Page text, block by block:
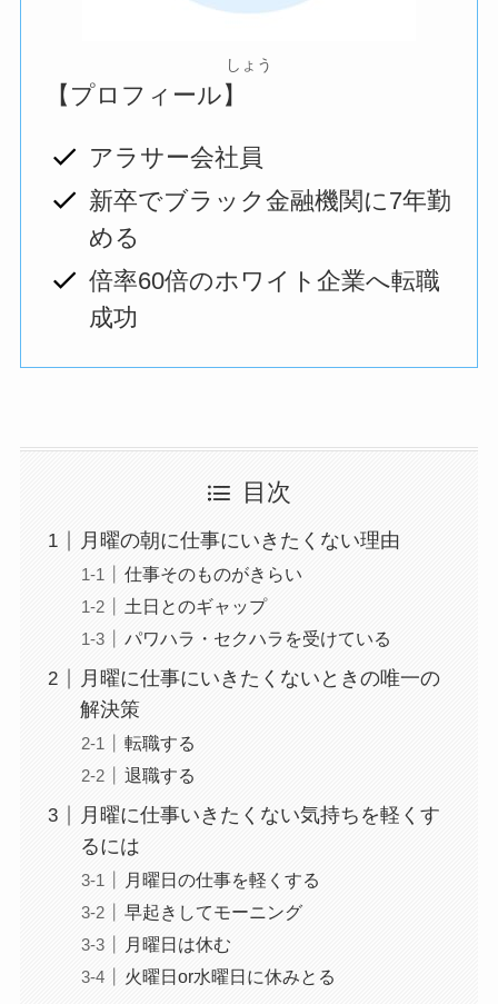
しょう
【プロフィール】
アラサー会社員
新卒でブラック金融機関に7年勤
める
倍率60倍のホワイト企業へ転職
成功
目次
月曜の朝に仕事にいきたくない理由
仕事そのものがきらい
土日とのギャップ
パワハラ・セクハラを受けている
月曜に仕事にいきたくないときの唯一の
解決策
転職する
退職する
月曜に仕事いきたくない気持ちを軽くす
るには
月曜日の仕事を軽くする
早起きしてモーニング
月曜日は休む
火曜日or水曜日に休みとる